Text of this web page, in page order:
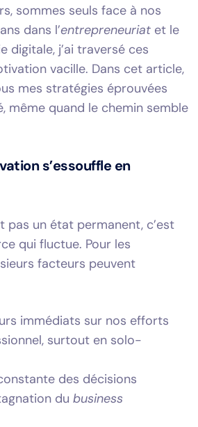
sommes seuls face à nos
dans l’entrepreneuriat et le
digitale, j’ai traversé ces
vacille. Dans cet article,
mes stratégies éprouvées
même quand le chemin semble
s’essouffle en
pas un état permanent, c’est
qui fluctue. Pour les
facteurs peuvent
immédiats sur nos efforts
surtout en solo-
des décisions
du business